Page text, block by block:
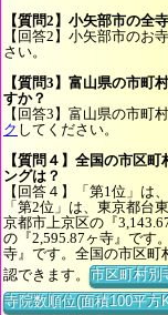
【質問2】小矢部市の全
【回答2】小矢部市のお
さい。
【質問3】富山県の市町
すか？
【回答3】富山県の市町
ク してください。
【質問４】全国の市区
ングは？
【回答４】「第1位」は
「第2位」は、東京都台
京都市上京区の『
の『2,595.87ヶ寺』です
寺』です。全国の市区町
認できます。市区町村別
寺院数順位(面積100平方